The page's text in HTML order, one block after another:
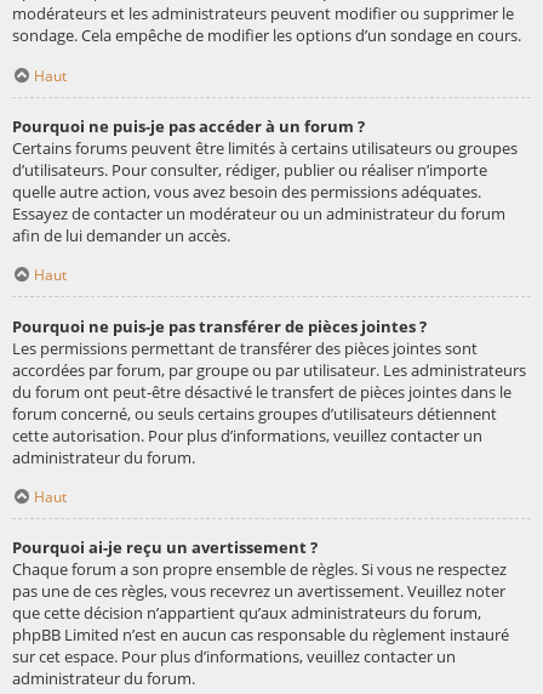
modérateurs et les administrateurs peuvent modifier ou supprimer le
sondage. Cela empêche de modifier les options d’un sondage en cours.
Haut
Pourquoi ne puis-je pas accéder à un forum ?
Certains forums peuvent être limités à certains utilisateurs ou groupes
d’utilisateurs. Pour consulter, rédiger, publier ou réaliser n’importe
quelle autre action, vous avez besoin des permissions adéquates.
Essayez de contacter un modérateur ou un administrateur du forum
afin de lui demander un accès.
Haut
Pourquoi ne puis-je pas transférer de pièces jointes ?
Les permissions permettant de transférer des pièces jointes sont
accordées par forum, par groupe ou par utilisateur. Les administrateurs
du forum ont peut-être désactivé le transfert de pièces jointes dans le
forum concerné, ou seuls certains groupes d’utilisateurs détiennent
cette autorisation. Pour plus d’informations, veuillez contacter un
administrateur du forum.
Haut
Pourquoi ai-je reçu un avertissement ?
Chaque forum a son propre ensemble de règles. Si vous ne respectez
pas une de ces règles, vous recevrez un avertissement. Veuillez noter
que cette décision n’appartient qu’aux administrateurs du forum,
phpBB Limited n’est en aucun cas responsable du règlement instauré
sur cet espace. Pour plus d’informations, veuillez contacter un
administrateur du forum.